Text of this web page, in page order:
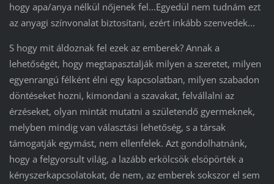
hogy apa/anya nélkül nőjenek fel...Egyedül nem tudnám ezt
az anyagi színvonalat biztosítani, ezért inkább szenvedek...
S hogy mit áldoznak fel ezek az emberek? Annak a
lehetőségét, hogy megtapasztalják milyen a szeretet, milyen
egyenrangú félként élni egy kapcsolatban, milyen szabadon
döntéseket hozni, kimondani a szavakat, felvállalni az
érzéseket, olyan mintát mutatni a születendő gyermeknek,
melyben mindig van választási lehetőség, s a társak
támogatják egymást, nem ellenfelek. Azt gondolhatnánk,
hogy a felgyorsult világ, a lazább erkölcsök elsöpörték a
kényszerkapcsolatokat, de nem, az emberek sokszor el sem